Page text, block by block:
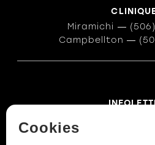
Miramichi ―
Campbellton ―
Cookies